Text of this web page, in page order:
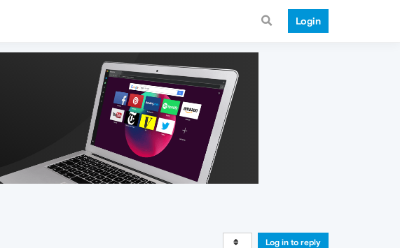
Login
Log in to reply